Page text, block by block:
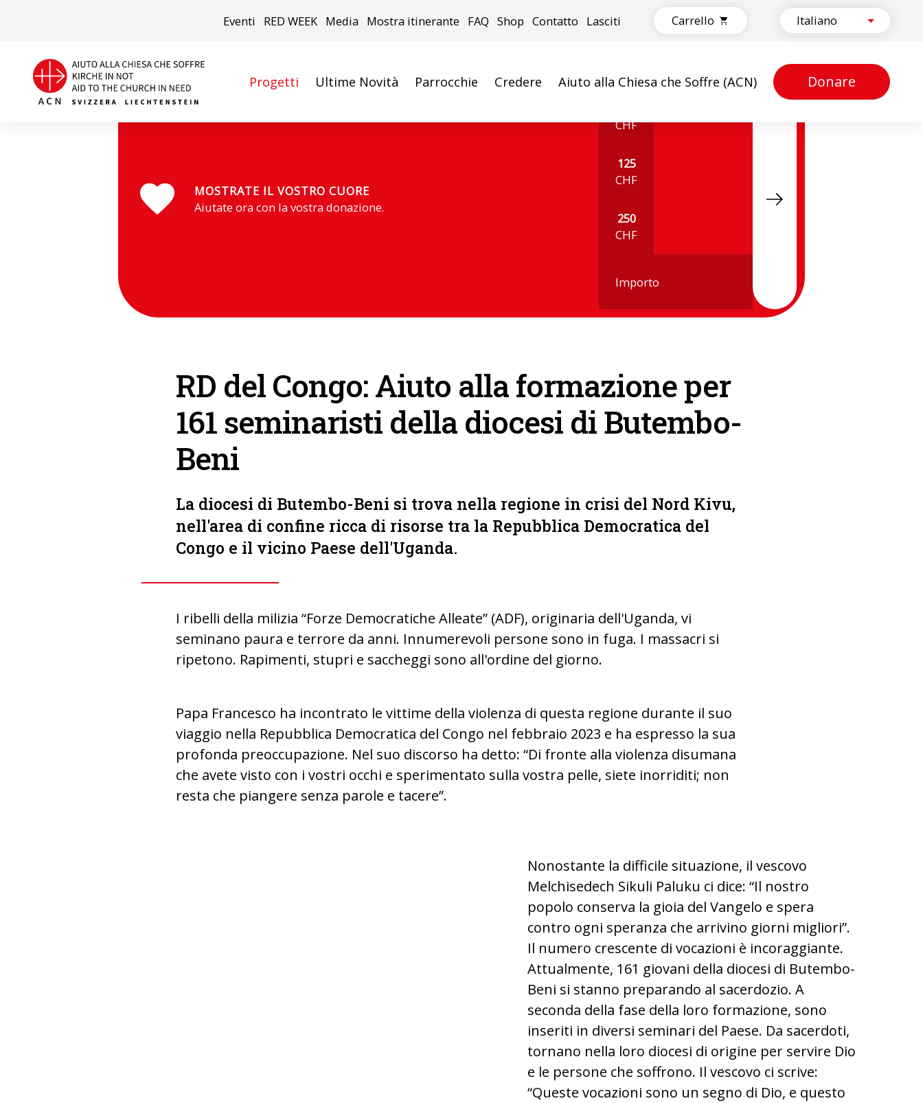
Eventi RED WEEK Media Mostra itinerante FAQ Shop Contatto Lasciti Carrello
Progetti Ultime Novità Parrocchie Credere Aiuto alla Chiesa che Soffre (ACN) Donare
RD del Congo
MOSTRATE IL VOSTRO CUORE
Aiutate ora con la vostra donazione.
CHF
125
CHF
250
CHF
RD del Congo: Aiuto alla formazione per
161 seminaristi della diocesi di Butembo-
Beni
La diocesi di Butembo-Beni si trova nella regione in crisi del Nord Kivu,
nell'area di confine ricca di risorse tra la Repubblica Democratica del
Congo e il vicino Paese dell'Uganda.
I ribelli della milizia “Forze Democratiche Alleate” (ADF), originaria dell'Uganda, vi
seminano paura e terrore da anni. Innumerevoli persone sono in fuga. I massacri si
ripetono. Rapimenti, stupri e saccheggi sono all'ordine del giorno.
Papa Francesco ha incontrato le vittime della violenza di questa regione durante il suo
viaggio nella Repubblica Democratica del Congo nel febbraio 2023 e ha espresso la sua
profonda preoccupazione. Nel suo discorso ha detto: “Di fronte alla violenza disumana
che avete visto con i vostri occhi e sperimentato sulla vostra pelle, siete inorriditi; non
resta che piangere senza parole e tacere”.
Nonostante la difficile situazione, il vescovo
Melchisedech Sikuli Paluku ci dice: “Il nostro
popolo conserva la gioia del Vangelo e spera
contro ogni speranza che arrivino giorni migliori”.
Il numero crescente di vocazioni è incoraggiante.
Attualmente, 161 giovani della diocesi di Butembo-
Beni si stanno preparando al sacerdozio. A
seconda della fase della loro formazione, sono
inseriti in diversi seminari del Paese. Da sacerdoti,
tornano nella loro diocesi di origine per servire Dio
e le persone che soffrono. Il vescovo ci scrive:
“Queste vocazioni sono un segno di Dio, e questo